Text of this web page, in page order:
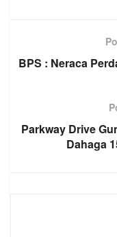
BPS : Neraca
Parkway Drive
Dahaga